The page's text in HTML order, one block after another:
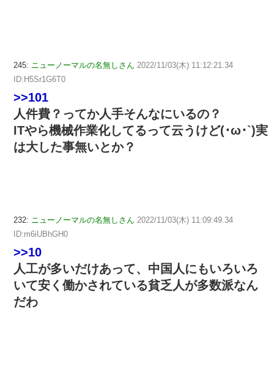
245: ニューノーマルの名無しさん 2022/11/03(木) 11:12:21.34
ID:H5Sr1G6T0
>>101
人件費？ってか人手そんなにいるの？
ITやら機械作業化してるって云うけど(･ω･`)実
は大した事無いとか？
232: ニューノーマルの名無しさん 2022/11/03(木) 11:09:49.34
ID:m6iUBhGH0
>>10
人工が多いだけあって、中国人にもいろいろ
いて安く働かされている貧乏人が多数派なん
だわ